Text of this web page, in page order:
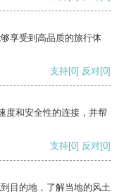
享受到高品质的旅行体
支持[0] 反对[0]
度和安全性的连接，并帮
支持[0] 反对[0]
目的地，了解当地的风土